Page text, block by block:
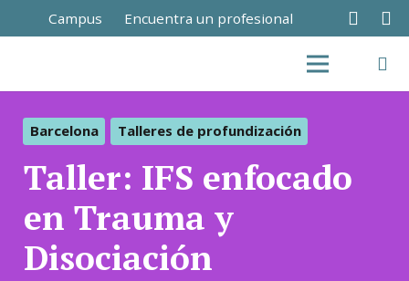
Campus Encuentra un profesional
Barcelona Talleres de profundización
Taller: IFS enfocado
en Trauma y
Disociación